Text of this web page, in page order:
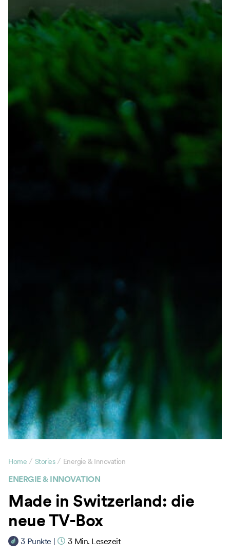
ENERGIE & INNOVATION
Home / Stories / Energie & Innovation
Made in Switzerland: die
neue TV-Box
3 Punkte | 3 Min. Lesezeit